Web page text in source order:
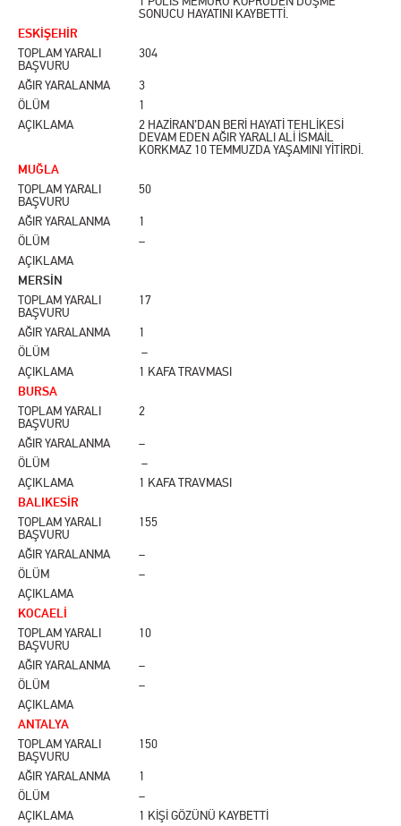
SONUCU HAYATINI KAYBETTİ.
ESKİŞEHİR
TOPLAM YARALI
BAŞVURU
304
AĞIR YARALANMA
3
ÖLÜM
1
AÇIKLAMA
2 HAZİRAN’DAN BERİ HAYATİ TEHLİKESİ
DEVAM EDEN AĞIR YARALI ALİ İSMAİL
KORKMAZ 10 TEMMUZDA YAŞAMINI YİTİRDİ.
MUĞLA
TOPLAM YARALI
BAŞVURU
50
AĞIR YARALANMA
1
ÖLÜM
–
AÇIKLAMA
MERSİN
TOPLAM YARALI
BAŞVURU
17
AĞIR YARALANMA
1
ÖLÜM
–
AÇIKLAMA
1 KAFA TRAVMASI
BURSA
TOPLAM YARALI
BAŞVURU
2
AĞIR YARALANMA
–
ÖLÜM
–
AÇIKLAMA
1 KAFA TRAVMASI
BALIKESİR
TOPLAM YARALI
BAŞVURU
155
AĞIR YARALANMA
–
ÖLÜM
–
AÇIKLAMA
KOCAELİ
TOPLAM YARALI
BAŞVURU
10
AĞIR YARALANMA
–
ÖLÜM
–
AÇIKLAMA
ANTALYA
TOPLAM YARALI
BAŞVURU
150
AĞIR YARALANMA
1
ÖLÜM
–
AÇIKLAMA
1 KİŞİ GÖZÜNÜ KAYBETTİ